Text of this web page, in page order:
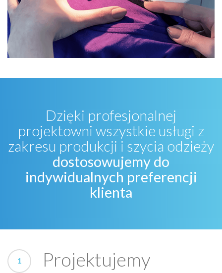
Dzięki profesjonalnej
projektowni wszystkie usługi z
zakresu produkcji i szycia odzieży
dostosowujemy do
indywidualnych preferencji
klienta
Projektujemy